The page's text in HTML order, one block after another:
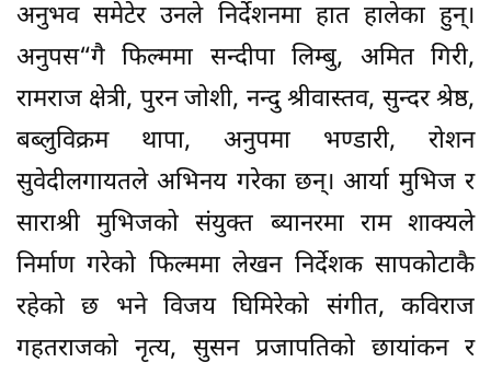
अनुभव समेटेर उनले निर्देशनमा हात हालेका हुन्।
अनुपस“गै फिल्ममा सन्दीपा लिम्बु, अमित गिरी,
रामराज क्षेत्री, पुरन जोशी, नन्दु श्रीवास्तव, सुन्दर श्रेष्ठ,
बब्लुविक्रम थापा, अनुपमा भण्डारी, रोशन
सुवेदीलगायतले अभिनय गरेका छन्। आर्या मुभिज र
साराश्री मुभिजको संयुक्त ब्यानरमा राम शाक्यले
निर्माण गरेको फिल्ममा लेखन निर्देशक सापकोटाकै
रहेको छ भने विजय घिमिरेको संगीत, कविराज
गहतराजको नृत्य, सुसन प्रजापतिको छायांकन र